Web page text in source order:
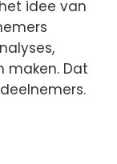
idee van
maken. Dat